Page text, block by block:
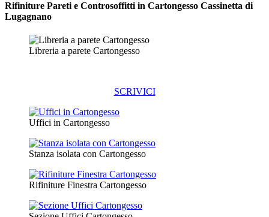
Rifiniture Pareti e Controsoffitti in Cartongesso Cassinetta di
Lugagnano
Libreria a parete Cartongesso
SCRIVICI
Uffici in Cartongesso
Stanza isolata con Cartongesso
Rifiniture Finestra Cartongesso